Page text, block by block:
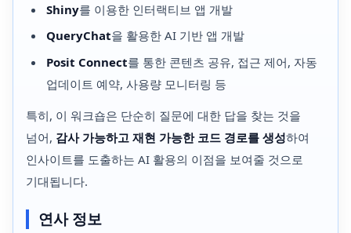
Shiny를 이용한 인터랙티브 앱 개발
QueryChat을 활용한 AI 기반 앱 개발
Posit Connect를 통한 콘텐츠 공유, 접근 제어, 자동
업데이트 예약, 사용량 모니터링 등
특히, 이 워크숍은 단순히 질문에 대한 답을 찾는 것을
넘어, 감사 가능하고 재현 가능한 코드 경로를 생성하여
인사이트를 도출하는 AI 활용의 이점을 보여줄 것으로
기대됩니다.
연사 정보